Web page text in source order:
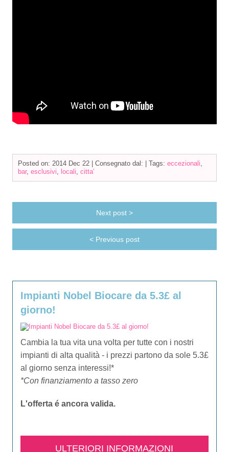
Posted on: 2014 Dec 22 | Consegnato dal: Tags: eccezionali,
bar, esclusivi, locali, citta’
Next post >
< Previous post
Impianti Nobel Biocare da 5.3£ al
giorno!
Cambia la tua vita una volta per tutte con i nostri
impianti di alta qualità - i prezzi partono da sole 5.3£
al giorno senza interessi!*
*Con finanziamento a tasso zero
L'offerta é ancora valida.​
ULTERIORI INFORMAZIONI